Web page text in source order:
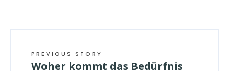
PREVIOUS STORY
Woher kommt das Bedürfnis